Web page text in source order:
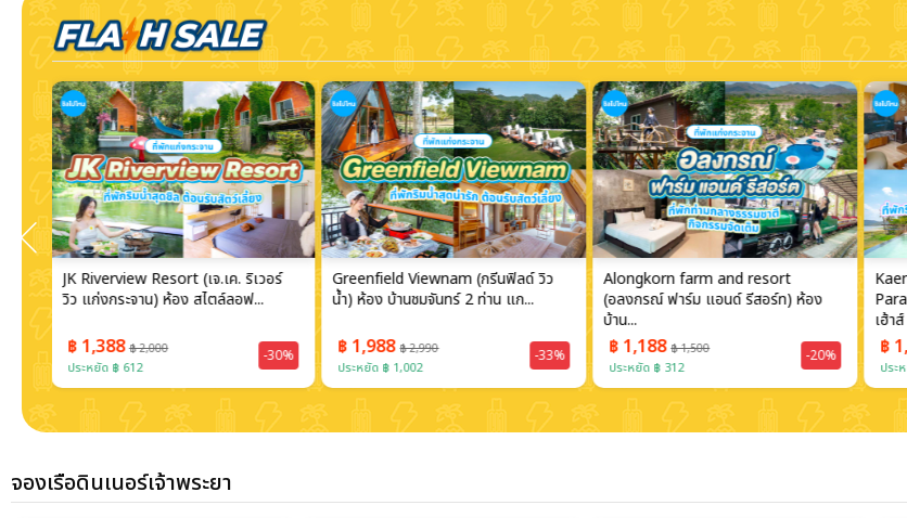
Greenfield Viewnam (กรีนฟิลด์ วิว
น้ำ) ห้อง บ้านชมจันทร์ 2 ท่าน แก...
฿ 1,988฿ 2,990
ประหยัด ฿ 1,002
-33%
Alongkorn farm and resort
(อลงกรณ์ ฟาร์ม แอนด์ รีสอร์ท) ห้อง
฿ 1,188฿ 1,500
ประหยัด ฿ 312
-20%
Kaengkrachan Boathouse
Paradise Resort (แก่งกระจาน โบ๊ท
เฮ้าส์ พาร...
฿ 1,588฿ 2,000
ประหยัด ฿ 412
-20%
รีส
฿
ประ
จองเรือดินเนอร์เจ้าพระยา